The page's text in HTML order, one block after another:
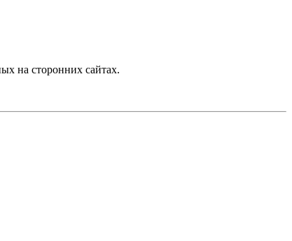
на сторонних сайтах.